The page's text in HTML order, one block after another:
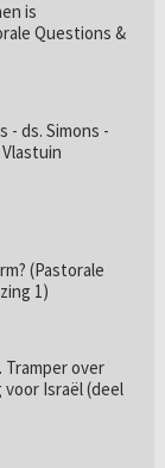
is
Questions &
- ds. Simons -
(Pastorale
1)
Tramper over
Israël (deel